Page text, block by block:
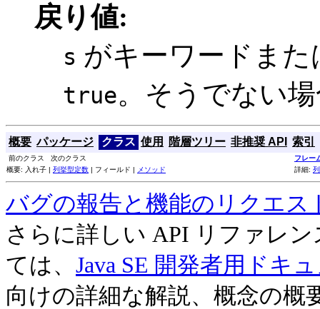
戻り値:
s がキーワードま
true。そうでない
概要 パッケージ クラス 使用 階層ツリー 非推奨 API 索引
前のクラス 次のクラス
フレー
概要: 入れ子 | 列挙型定数 | フィールド | メソッド 詳細:
バグの報告と機能のリクエス
さらに詳しい API リファレ
ては、 Java SE 開発者用ドキ
向けの詳細な解説、概念の概